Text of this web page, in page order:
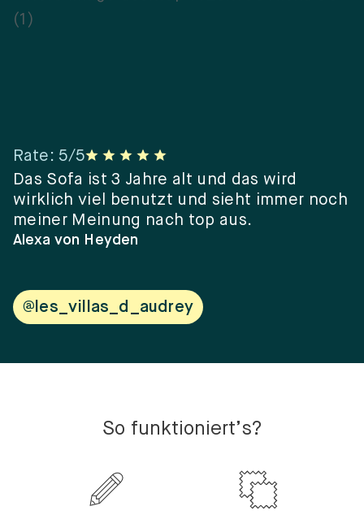
Das Sofa ist 3 Jahre alt und das wird
wirklich viel benutzt und sieht immer noch
meiner Meinung nach top aus.
Alexa von Heyden
Rate: 5/5
@les_villas_d_audrey
So funktioniert’s?